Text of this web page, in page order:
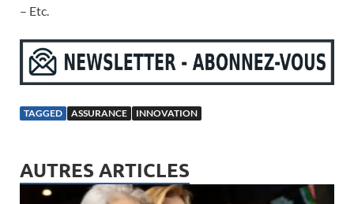
– Etc.
TAGGED ASSURANCE INNOVATION
AUTRES ARTICLES